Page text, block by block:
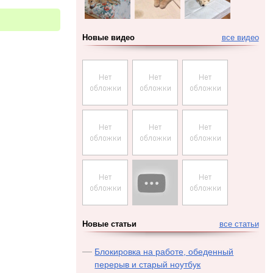
все видео
Новые видео
все статьи
Новые статьи
Блокировка на работе, обеденный
перерыв и старый ноутбук